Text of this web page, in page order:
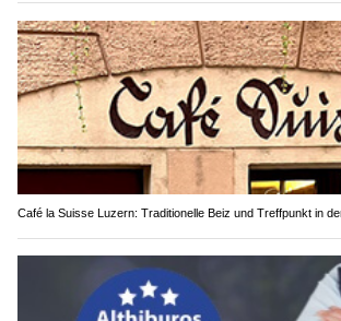
Café la Suisse Luzern: Traditionelle Beiz und Treffpunkt in